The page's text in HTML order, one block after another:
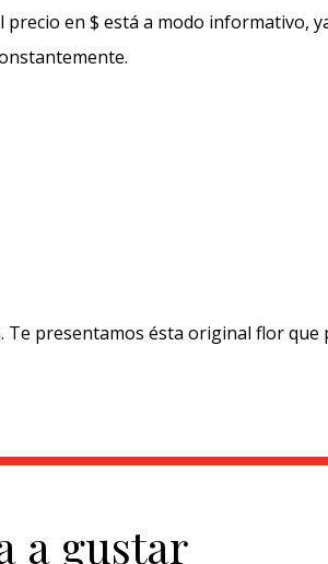
precio en $ está a modo informativo,
presentamos ésta original flor que
a gustar